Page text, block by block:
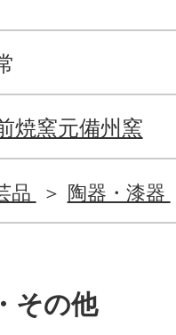
焼窯元備州窯
品 陶器・漆器
その他